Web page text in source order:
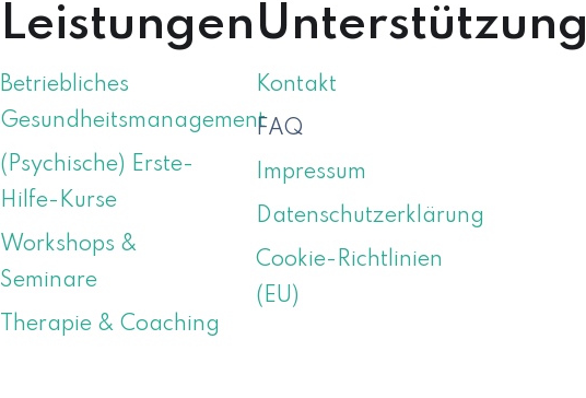
Leistungen
Betriebliches
Gesundheitsmanagement
(Psychische) Erste-
Hilfe-Kurse
Workshops &
Seminare
Therapie & Coaching
Unterstützung
Kontakt
FAQ
Impressum
Datenschutzerklärung
Cookie-Richtlinien
(EU)